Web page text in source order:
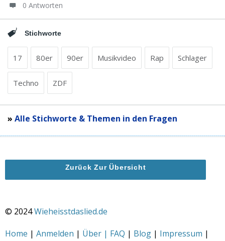
0 Antworten
Stichworte
17 80er 90er Musikvideo Rap Schlager
Techno ZDF
» Alle Stichworte & Themen in den Fragen
Zurück Zur Übersicht
© 2024Wieheisstdaslied.de
Home | Anmelden | Über | FAQ | Blog | Impressum |